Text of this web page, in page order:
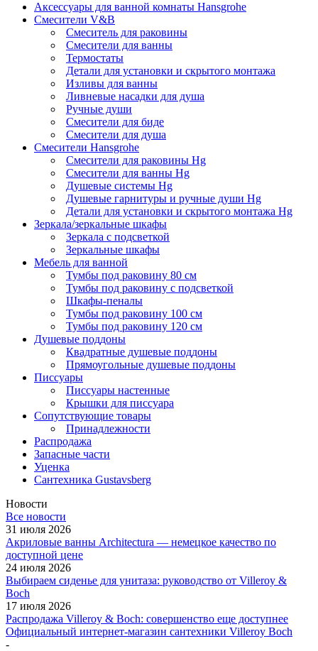
Аксессуары для ванной комнаты Hansgrohe
Смесители V&B
Смеситель для раковины
Смесители для ванны
Термостаты
Детали для установки и скрытого монтажа
Изливы для ванны
Ливневые насадки для душа
Ручные души
Смесители для биде
Смесители для душа
Смесители Hansgrohe
Смесители для раковины Hg
Смесители для ванны Hg
Душевые системы Hg
Душевые гарнитуры и ручные души Hg
Детали для установки и скрытого монтажа Hg
Зеркала/зеркальные шкафы
Зеркала с подсветкой
Зеркальные шкафы
Мебель для ванной
Тумбы под раковину 80 см
Тумбы под раковину с подсветкой
Шкафы-пеналы
Тумбы под раковину 100 см
Тумбы под раковину 120 см
Душевые поддоны
Квадратные душевые поддоны
Прямоугольные душевые поддоны
Писсуары
Писсуары настенные
Крышки для писсуара
Сопутствующие товары
Принадлежности
Распродажа
Запасные части
Уценка
Сантехника Gustavsberg
Новости
Все новости
31 июля 2026
Акриловые ванны Architectura — немецкое качество по
доступной цене
24 июля 2026
Выбираем сиденье для унитаза: руководство от Villeroy &
Boch
17 июля 2026
Распродажа Villeroy & Boch: совершенство еще доступнее
Официальный интернет-магазин сантехники Villeroy Boch
-